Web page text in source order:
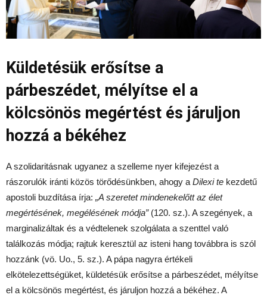
Küldetésük erősítse a
párbeszédet, mélyítse el a
kölcsönös megértést és járuljon
hozzá a békéhez
A szolidaritásnak ugyanez a szelleme nyer kifejezést a
rászorulók iránti közös törődésünkben, ahogy a Dilexi te kezdetű
apostoli buzdítása írja: „A szeretet mindenekelőtt az élet
megértésének, megélésének módja”(120. sz.). A szegények, a
marginalizáltak és a védtelenek szolgálata a szenttel való
találkozás módja; rajtuk keresztül az isteni hang továbbra is szól
hozzánk (vö. Uo., 5. sz.). A pápa nagyra értékeli
elkötelezettségüket, küldetésük erősítse a párbeszédet, mélyítse
el a kölcsönös megértést, és járuljon hozzá a békéhez. A